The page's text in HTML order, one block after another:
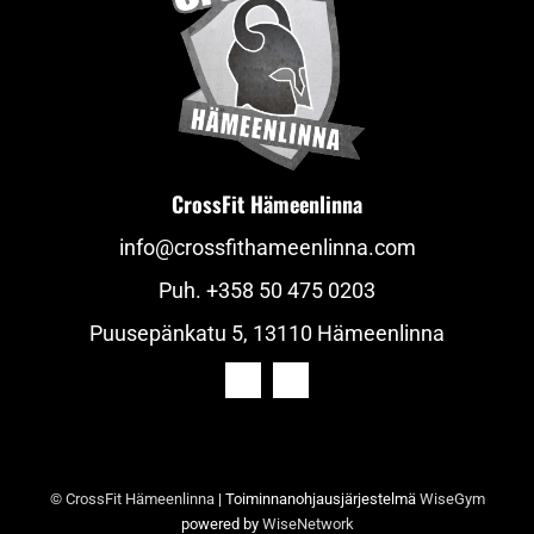
CrossFit Hämeenlinna
info@crossfithameenlinna.com
Puh. +358 50 475 0203
Puusepänkatu 5, 13110 Hämeenlinna
© CrossFit Hämeenlinna| Toiminnanohjausjärjestelmä WiseGym
powered by WiseNetwork